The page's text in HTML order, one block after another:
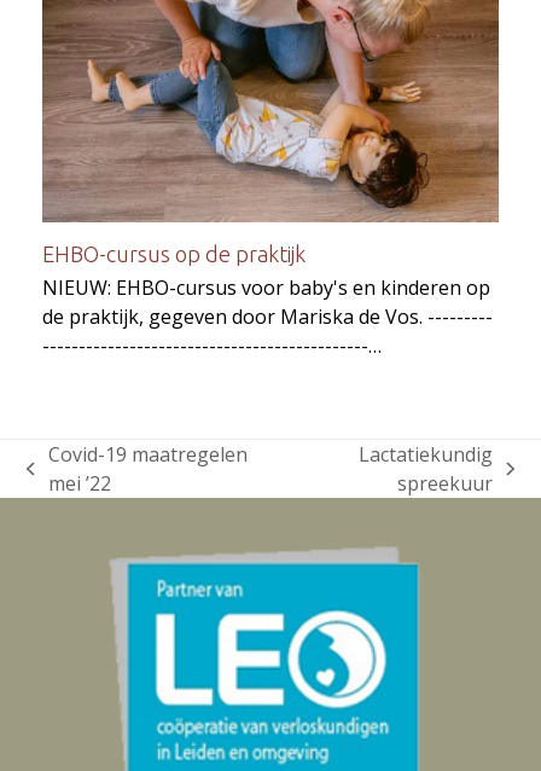
EHBO-cursus op de praktijk
NIEUW: EHBO-cursus voor baby's en kinderen op
de praktijk, gegeven door Mariska de Vos. ---------
---------------------------------------------…
previous
Covid-19 maatregelen
mei ’22
Lactatiekundig
spreekuur